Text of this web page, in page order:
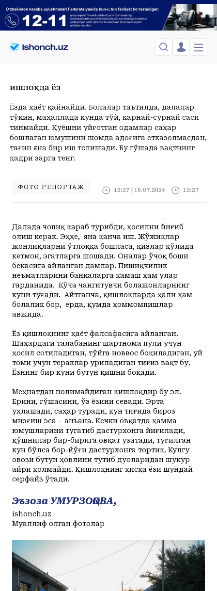
ЎЗБЕКИСТОН
Спорт
Жамият
ТАҲЛИЛ
ХОРИЖ
Иқтисод
Сиёсат
ЎЗГАЧА РАКУРС
ҲОДИСА
Маданият ва маърифат
КУТУБХОНА
Адабиёт
Илмий ишлар
Мақолалар
Касаба фаоллари учун қўлланмалар
БОШҚАЛАР
Суратлар сўзлаганда...
Колумнистлар
Ўзбекистон журналистлари
Toshkent
Shahar
+31 c
Hozir
+31C
12:00
+33 C
13:00
+34C
14:00
+35C
15:00
+35C+35
O'z
Telefon raqamingizni kiritng
Tasdiqlash kodini SMS orqali yuboramiz
Кириш
Менинг саҳифам
Сақланганлар
Chiqish
TOSHKENT
Toshkent Shahar
Juma, 07-August
+31 C
+31 C+33 C+34 C +35
+31 +20
Shanba, 08 +33 +20
Yakshanba, 09 +34 +20
Dushanba, 10 +36 +20
Seshanba, 11 +35
Chorshanba, 12 +36 +20
Payshanba, 13 +36 +20
Juma, 14 +37 +20
Қишлоқда ёз
Ёзда ҳаёт қайнайди. Болалар таътилда, далалар
тўкин, маҳаллада кунда тўй, карнай-сурнай саси
тинмайди. Қуёшни уйғотган одамлар саҳар
бошлаган юмушини шомда адоғига етказолмасдан,
тағин яна бир иш топишади. Бу гўшада вақтнинг
қадри зарга тенг.
ФОТО РЕПОРТАЖ 12:27 | 10.07.2024 12:27
Далада чопиқ қараб турибди, ҳосилни йиғиб
олиш керак. Эҳҳе, яна қанча иш. Жўжиқлар
жонлиқларни ўтлоққа бошласа, қизлар қўлида
кетмон, эгатларга шошади. Оналар ўчоқ боши
бекасига айланган дамлар. Пишиқчилик
неъматларини банкаларга қамаш ҳам улар
гарданида. Кўча чангитувчи болажонларнинг
куни туғади. Айтганча, қишлоқларда ҳали ҳам
болалик бор, ерда, қумда ҳоммомпишлар
авжида.
Ёз қишлоқнинг ҳаёт фалсафасига айланган.
Шаҳардаги талабанинг шартнома пули учун
ҳосил сотиладиган, тўйга новвос боқиладиган, уй
томи учун тераклар уриладиган тиғиз вақт бу.
Ёзнинг бир куни бутун қишни боқади.
Меҳнатдан нолимайдиган қишлоқдир бу эл.
Ерини, гўшасини, ўз ёзини севади. Эрта
ухлашади, саҳар туради, кун тиғида бироз
мизғиш эса – анъана. Кечки овқатда ҳамма
юмушларини тугатиб дастурхонга йиғилади,
қўшнилар бир-бирига овқат узатади, туғилган
кун бўлса бор-йўғи дастурхонга тортиқ. Кулгу
овози бутун ҳовлини тутиб дуоларидан шукур
айри қолмайди. Қишлоқнинг қисқа ёзи шундай
серфайз ўтади.
Эъзоза УМУРЗОҚОВА,
ishonch.uz
Муаллиф олган фотолар